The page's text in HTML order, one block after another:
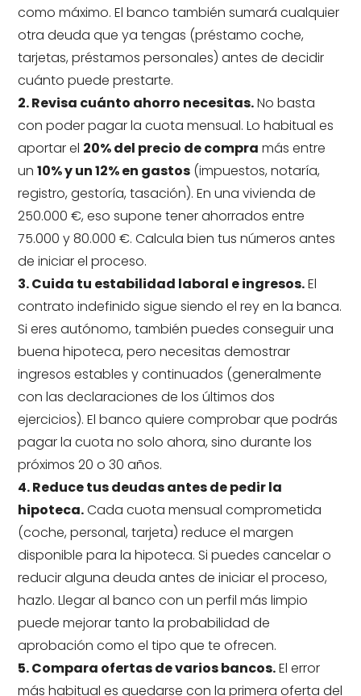
como máximo. El banco también sumará cualquier
otra deuda que ya tengas (préstamo coche,
tarjetas, préstamos personales) antes de decidir
cuánto puede prestarte.
2. Revisa cuánto ahorro necesitas.No basta
con poder pagar la cuota mensual. Lo habitual es
aportar el 20% del precio de compra más entre
un10% y un 12% en gastos (impuestos, notaría,
registro, gestoría, tasación). En una vivienda de
250.000 €, eso supone tener ahorrados entre
75.000 y 80.000 €. Calcula bien tus números antes
de iniciar el proceso.
3. Cuida tu estabilidad laboral e ingresos.El
contrato indefinido sigue siendo el rey en la banca.
Si eres autónomo, también puedes conseguir una
buena hipoteca, pero necesitas demostrar
ingresos estables y continuados (generalmente
con las declaraciones de los últimos dos
ejercicios). El banco quiere comprobar que podrás
pagar la cuota no solo ahora, sino durante los
próximos 20 o 30 años.
4. Reduce tus deudas antes de pedir la
hipoteca.Cada cuota mensual comprometida
(coche, personal, tarjeta) reduce el margen
disponible para la hipoteca. Si puedes cancelar o
reducir alguna deuda antes de iniciar el proceso,
hazlo. Llegar al banco con un perfil más limpio
puede mejorar tanto la probabilidad de
aprobación como el tipo que te ofrecen.
5. Compara ofertas de varios bancos.El error
más habitual es quedarse con la primera oferta del